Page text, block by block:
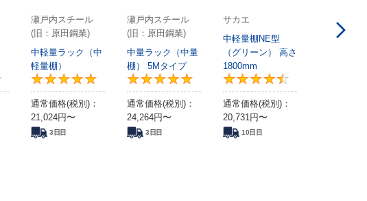
0
瀬戸内スチール
(旧：原田鋼業)
中軽量ラック（中
軽量棚）
5
通常価格(税別)：
21,024円〜
3日目
瀬戸内スチール
(旧：原田鋼業)
中量ラック（中量
棚） 5Mタイプ
5
通常価格(税別)：
24,264円〜
3日目
サカエ
中軽量棚NE型
（グリーン） 高さ
1800mm
通常価格(税別)：
20,731円〜
10日目